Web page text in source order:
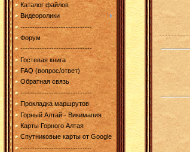
Каталог файлов
Видеоролики
------------------------------
Форум
------------------------------
Гостевая книга
FAQ (вопрос/ответ)
Обратная связь
------------------------------
Прокладка маршрутов
Горный Алтай - Викимапия
Карты Горного Алтая
Спутниковые карты от Google
------------------------------